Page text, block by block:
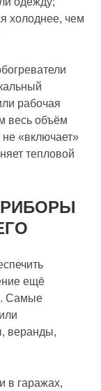
холоднее, чем
рабочая
весь объём
«включает»
тепловой
ещё
Самые
веранды,
в гаражах,